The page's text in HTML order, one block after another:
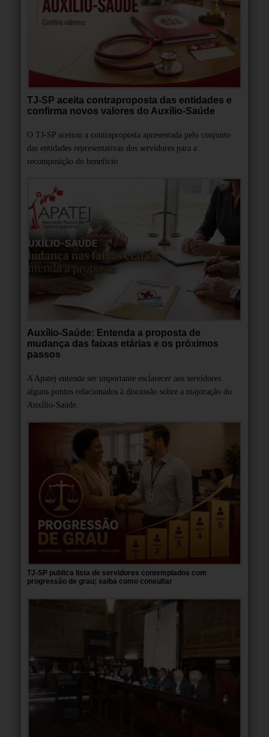
TJ-SP aceita contraproposta das entidades e
confirma novos valores do Auxílio-Saúde
O TJ-SP aceitou a contraproposta apresentada pelo conjunto
das entidades representativas dos servidores para a
recomposição do benefício
Auxílio-Saúde: Entenda a proposta de
mudança das faixas etárias e os próximos
passos
A Apatej entende ser importante esclarecer aos servidores
alguns pontos relacionados à discussão sobre a majoração do
Auxílio-Saúde.
TJ-SP publica lista de servidores contemplados com
progressão de grau; saiba como consultar